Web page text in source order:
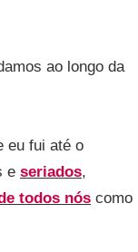
ao longo da
eu fui até o
e seriados,
todos nós como